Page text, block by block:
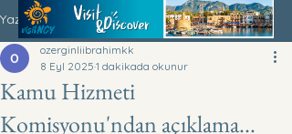
Yazı
Kamu Hizmeti
Komisyonu'ndan açıklama...
ozerginliibrahimkk
8 Eyl 2025 1 dakikada okunur